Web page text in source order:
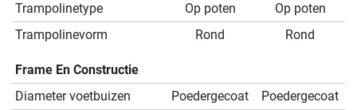
Trampolinetype
Op poten
Op poten
Trampolinevorm
Rond Rond
Frame En Constructie
Diameter voetbuizen
Poedergecoat
Poedergecoat